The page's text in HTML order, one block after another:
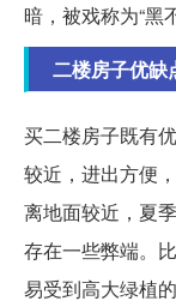
暗，被戏称为“黑
二楼房子优缺
买二楼房子既有
较近，进出方便
离地面较近，夏
存在一些弊端。
易受到高大绿植